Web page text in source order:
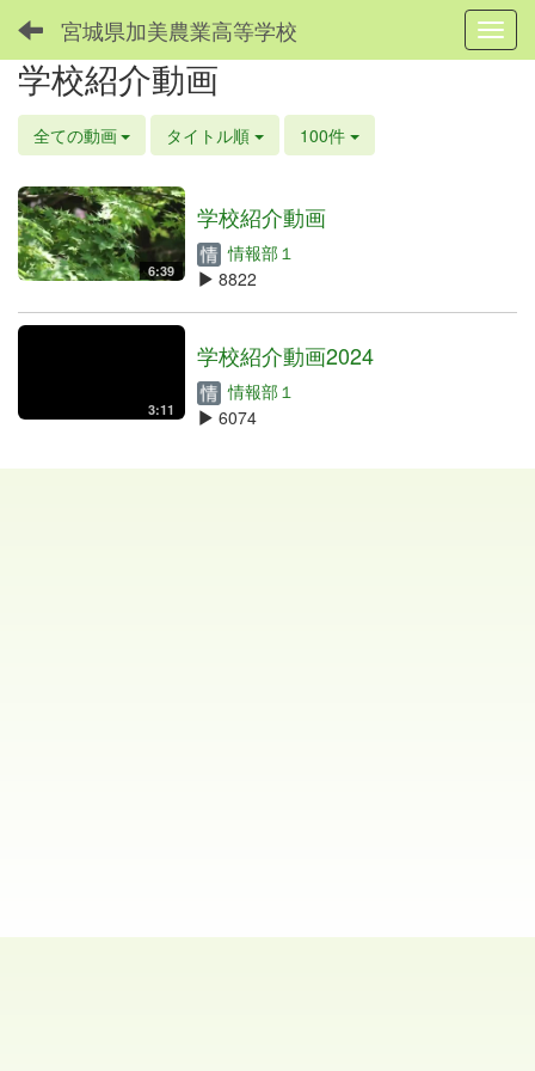
宮城県加美農業高等学校
学校紹介動画
全ての動画 タイトル順 100件
6:39
学校紹介動画
情報部１
8822
3:11
学校紹介動画2024
情報部１
6074